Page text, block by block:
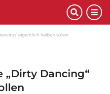
eigentlich heißen sollen
„Dirty Dancing“